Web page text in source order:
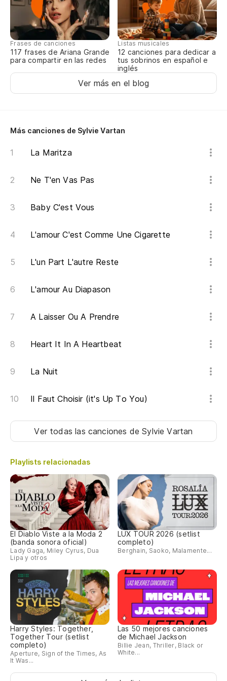
Frases de canciones
117 frases de Ariana Grande
para compartir en las redes
Listas musicales
12 canciones para dedicar a
tus sobrinos en español e
inglés
Ver más en el blog
Más canciones de Sylvie Vartan
La Maritza
Ne T'en Vas Pas
Baby C'est Vous
L'amour C'est Comme Une Cigarette
L'un Part L'autre Reste
L'amour Au Diapason
A Laisser Ou A Prendre
Heart It In A Heartbeat
La Nuit
Il Faut Choisir (it's Up To You)
Ver todas las canciones de Sylvie Vartan
Playlists relacionadas
El Diablo Viste a la Moda 2
(banda sonora oficial)
Lady Gaga, Miley Cyrus, Dua
Lipa y otros
LUX TOUR 2026 (setlist
completo)
Berghain, Saoko, Malamente...
Harry Styles: Together,
Together Tour (setlist
completo)
Aperture, Sign of the Times, As
It Was...
Las 50 mejores canciones
de Michael Jackson
Billie Jean, Thriller, Black or
White...